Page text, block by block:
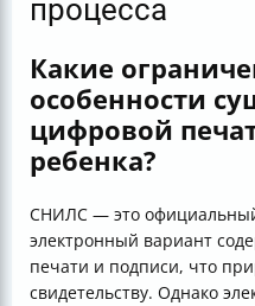
процесса
Какие
особенности
цифровой
ребенка?
СНИЛС — это
электронный вариант
печати и подписи, что
свидетельству. Однако